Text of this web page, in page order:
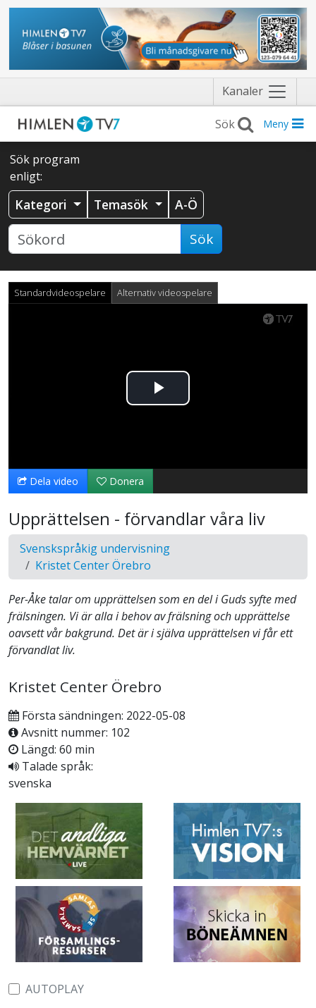
Kanaler Näytä
valikko
Meny
Sök program
enligt:
Kategori Temasök A-Ö
Sök
Standardvideospelare Alternativ videospelare
Spela
video
Dela video Donera
Upprättelsen - förvandlar våra liv
Svenskspråkig undervisning
Kristet Center Örebro
Per-Åke talar om upprättelsen som en del i Guds syfte med
frälsningen. Vi är alla i behov av frälsning och upprättelse
oavsett vår bakgrund. Det är i själva upprättelsen vi får ett
förvandlat liv.
Kristet Center Örebro
Första sändningen: 2022-05-08
Avsnitt nummer: 102
Längd: 60 min
Talade språk:
svenska
AUTOPLAY